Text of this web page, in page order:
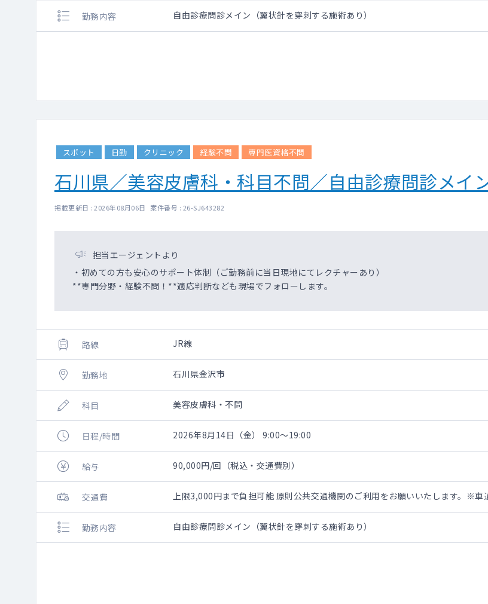
勤務内容 自由診療問診メイン（翼状針を穿刺する施術あり）
スポット 日勤 クリニック 経験不問 専門医資格不問
石川県／美容皮膚科・科目不問／自由診療問診メイ
掲載更新日 : 2026年08月06日 案件番号 : 26-SJ643282
担当エージェントより
・初めての方も安心のサポート体制（ご勤務前に当日現地にてレクチャーあり）
**専門分野・経験不問！**適応判断なども現場でフォローします。
路線 JR線
勤務地 石川県金沢市
科目 美容皮膚科・不問
日程/時間 2026年8月14日（金） 9:00～19:00
給与 90,000円/回（税込・交通費別）
交通費 上限3,000円まで負担可能 原則公共交通機関のご利用をお願いいたします。※車
勤務内容 自由診療問診メイン（翼状針を穿刺する施術あり）